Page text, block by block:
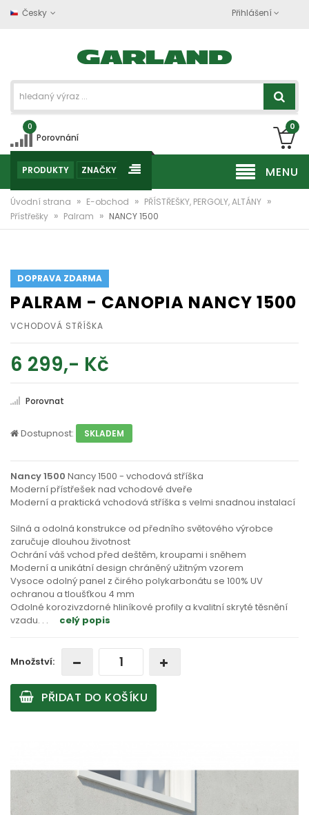
Česky Přihlášení
0
Porovnání
0
MENU
PRODUKTY ZNAČKY
Úvodní strana » E-obchod » PŘÍSTŘEŠKY, PERGOLY, ALTÁNY »
Přístřešky » Palram » NANCY 1500
DOPRAVA ZDARMA
PALRAM - CANOPIA NANCY 1500
VCHODOVÁ STŘÍŠKA
6 299,- Kč
Porovnat
Dostupnost: SKLADEM
Nancy 1500 Nancy 1500 - vchodová stříška
Moderní přístřešek nad vchodové dveře
Moderní a praktická vchodová stříška s velmi snadnou instalací
Silná a odolná konstrukce od předního světového výrobce
zaručuje dlouhou životnost
Ochrání váš vchod před deštěm, kroupami i sněhem
Moderní a unikátní design chráněný užitným vzorem
Vysoce odolný panel z čirého polykarbonátu se 100% UV
ochranou a tloušťkou 4 mm
Odolné korozivzdorné hliníkové profily a kvalitní skryté těsnění
vzadu. . . celý popis
Množství:
PŘIDAT DO KOŠÍKU